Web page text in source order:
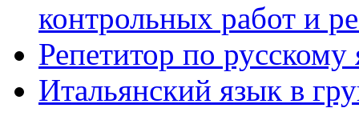
контрольных работ и
Репетитор по русскому
Итальянский язык в